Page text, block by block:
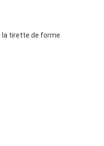
la tirette de forme